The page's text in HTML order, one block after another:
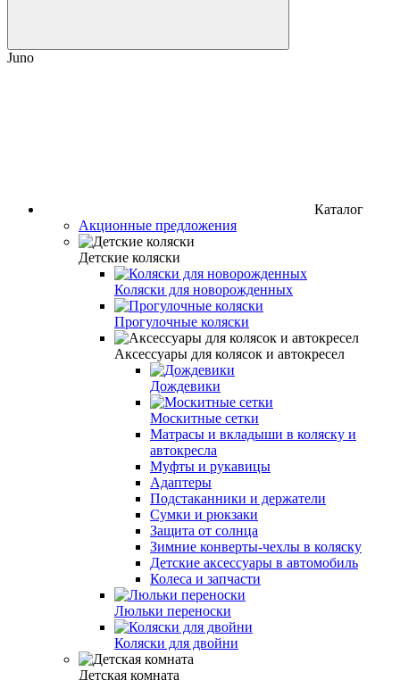
Juno
Каталог
Акционные предложения
Детские коляски
Коляски для новорожденных
Прогулочные коляски
Аксессуары для колясок и автокресел
Дождевики
Москитные сетки
Матрасы и вкладыши в коляску и
автокресла
Муфты и рукавицы
Адаптеры
Подстаканники и держатели
Сумки и рюкзаки
Защита от солнца
Зимние конверты-чехлы в коляску
Детские аксессуары в автомобиль
Колеса и запчасти
Люльки переноски
Коляски для двойни
Детская комната